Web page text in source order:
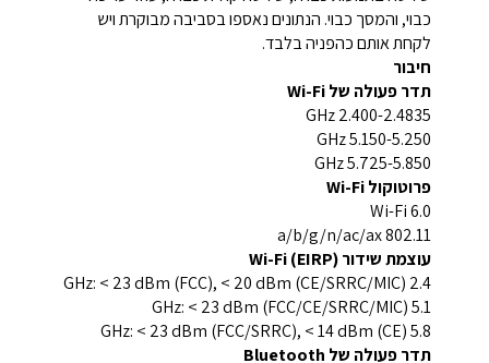
כבוי, והמסך כבוי. הנתונים נאספו בסביבה מבוקרת ויש
לקחת אותם כהפניה בלבד.
חיבור
תדר פעולה של Wi-Fi
2.400-2.4835 GHz
5.150-5.250 GHz
5.725-5.850 GHz
פרוטוקול Wi-Fi
Wi-Fi 6.0
802.11 a/b/g/n/ac/ax
עוצמת שידור Wi-Fi (EIRP)
2.4 GHz: < 23 dBm (FCC), < 20 dBm (CE/SRRC/MIC)
5.1 GHz: < 23 dBm (FCC/CE/SRRC/MIC)
5.8 GHz: < 23 dBm (FCC/SRRC), < 14 dBm (CE)
תדר פעולה של Bluetooth